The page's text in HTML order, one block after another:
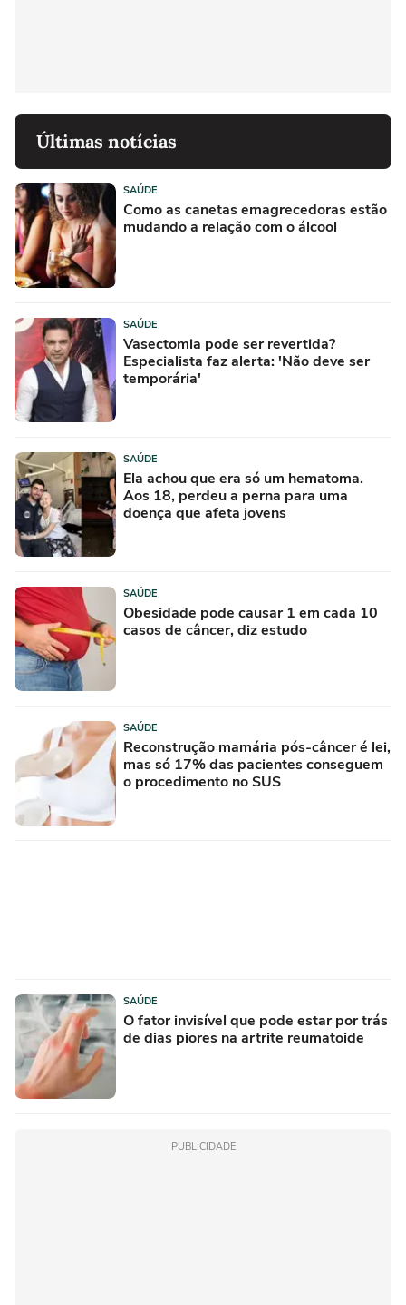
Últimas notícias
SAÚDE
Como as canetas emagrecedoras estão
mudando a relação com o álcool
SAÚDE
Vasectomia pode ser revertida?
Especialista faz alerta: 'Não deve ser
temporária'
SAÚDE
Ela achou que era só um hematoma.
Aos 18, perdeu a perna para uma
doença que afeta jovens
SAÚDE
Obesidade pode causar 1 em cada 10
casos de câncer, diz estudo
SAÚDE
Reconstrução mamária pós-câncer é lei,
mas só 17% das pacientes conseguem
o procedimento no SUS
SAÚDE
O fator invisível que pode estar por trás
de dias piores na artrite reumatoide
PUBLICIDADE